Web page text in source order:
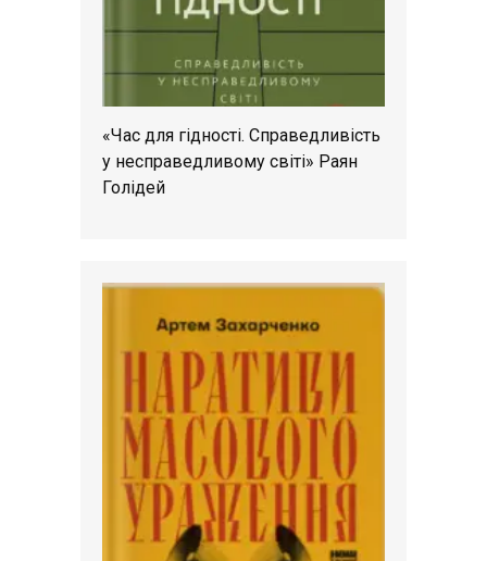
«Час для гідності. Справедливість
у несправедливому світі» Раян
Голідей